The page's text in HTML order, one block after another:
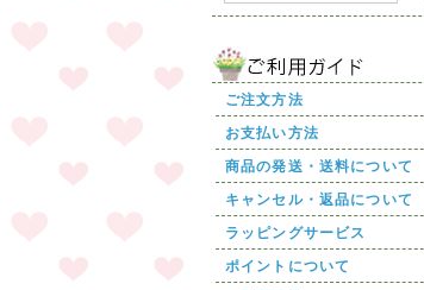
ご注文方法
お支払い方法
商品の発送・送料について
キャンセル・返品について
ラッピングサービス
ポイントについて